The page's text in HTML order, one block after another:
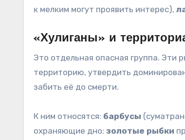
к мелким могут проявить интерес),
«Хулиганы» и
Это отдельная опасная группа. Эти
территорию, утвердить
забить её до смерти.
К ним относятся: барбусы
охраняющие дно; золотые рыбки